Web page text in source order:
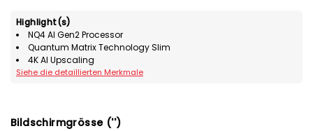
Highlight(s)
NQ4 AI Gen2 Processor
Quantum Matrix Technology Slim
4K AI Upscaling
Siehe die detaillierten Merkmale
Bildschirmgrösse ('')